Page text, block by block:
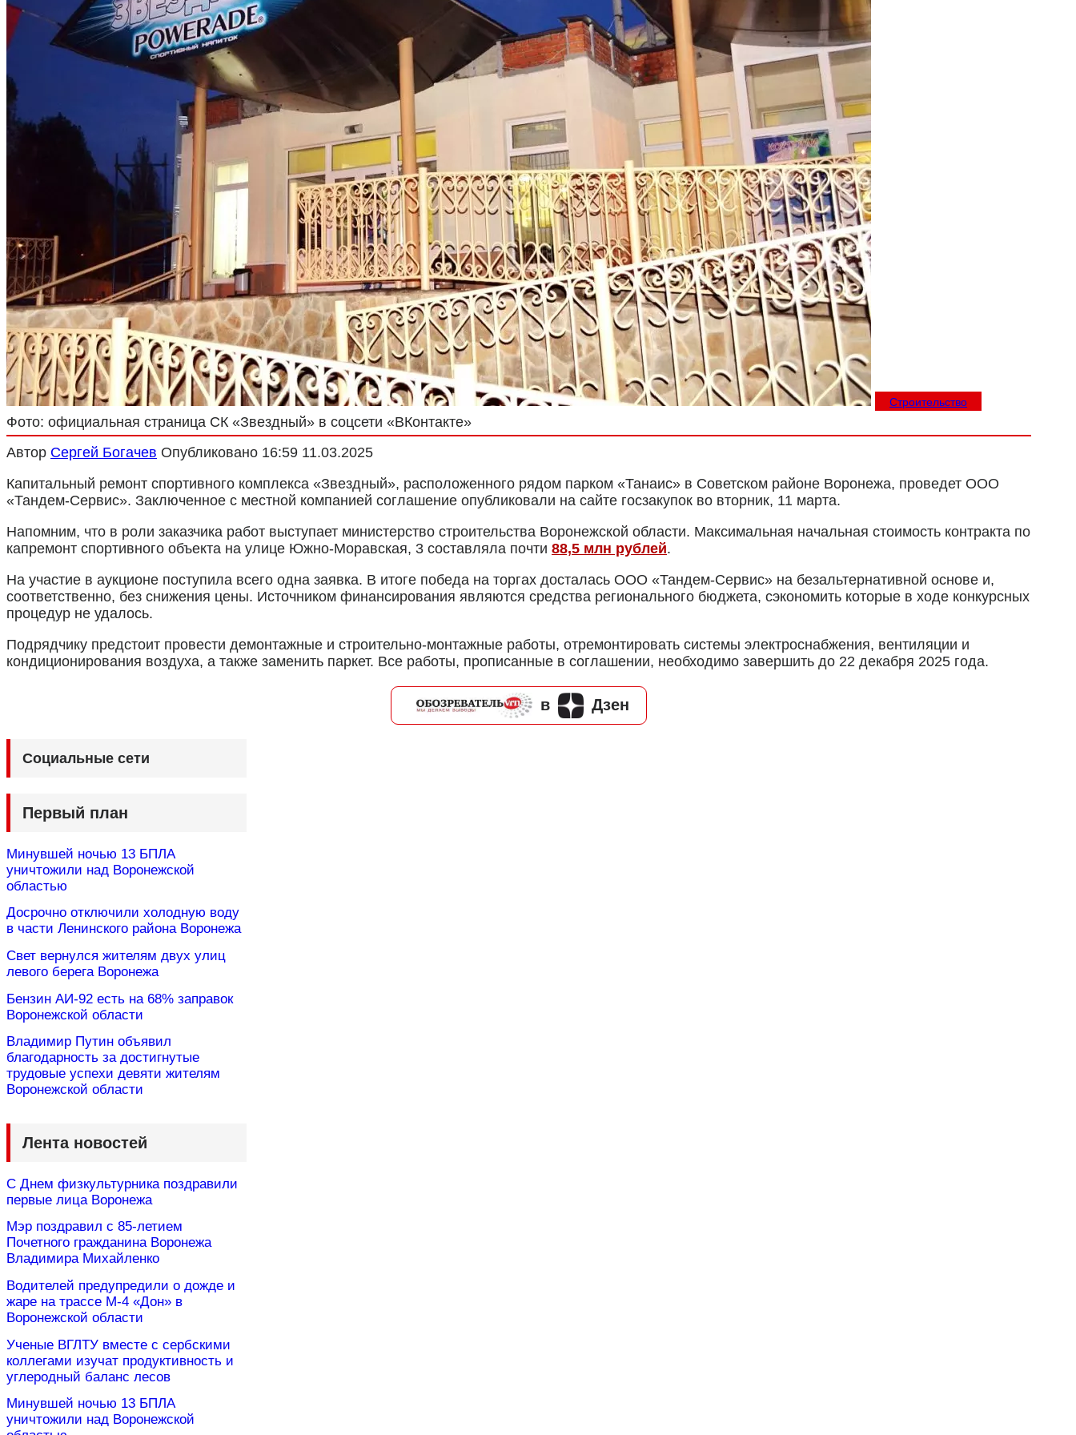
Криминал
Спорт
Черноземье
Россия
Строительство
Фото: официальная страница СК «Звездный» в соцсети «ВКонтакте»
Автор Сергей Богачев Опубликовано 16:59 11.03.2025
Капитальный ремонт спортивного комплекса «Звездный», расположенного рядом парком «Танаис» в Советском районе Воронежа, проведет ООО
«Тандем-Сервис». Заключенное с местной компанией соглашение опубликовали на сайте госзакупок во вторник, 11 марта.
Напомним, что в роли заказчика работ выступает министерство строительства Воронежской области. Максимальная начальная стоимость контракта по
капремонт спортивного объекта на улице Южно-Моравская, 3 составляла почти 88,5 млн рублей.
На участие в аукционе поступила всего одна заявка. В итоге победа на торгах досталась ООО «Тандем-Сервис» на безальтернативной основе и,
соответственно, без снижения цены. Источником финансирования являются средства регионального бюджета, сэкономить которые в ходе конкурсных
процедур не удалось.
Подрядчику предстоит провести демонтажные и строительно-монтажные работы, отремонтировать системы электроснабжения, вентиляции и
кондиционирования воздуха, а также заменить паркет. Все работы, прописанные в соглашении, необходимо завершить до 22 декабря 2025 года.
в Дзен
Социальные сети
Первый план
Минувшей ночью 13 БПЛА
уничтожили над Воронежской
областью
Досрочно отключили холодную воду
в части Ленинского района Воронежа
Свет вернулся жителям двух улиц
левого берега Воронежа
Бензин АИ-92 есть на 68% заправок
Воронежской области
Владимир Путин объявил
благодарность за достигнутые
трудовые успехи девяти жителям
Воронежской области
Лента новостей
С Днем физкультурника поздравили
первые лица Воронежа
Мэр поздравил с 85-летием
Почетного гражданина Воронежа
Владимира Михайленко
Водителей предупредили о дожде и
жаре на трассе М-4 «Дон» в
Воронежской области
Ученые ВГЛТУ вместе с сербскими
коллегами изучат продуктивность и
углеродный баланс лесов
Минувшей ночью 13 БПЛА
уничтожили над Воронежской